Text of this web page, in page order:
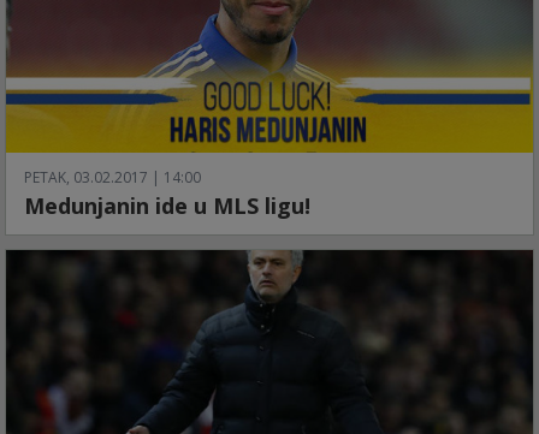
PETAK, 03.02.2017 | 14:00
Medunjanin ide u MLS ligu!